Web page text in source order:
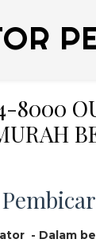
8000
- Dalam